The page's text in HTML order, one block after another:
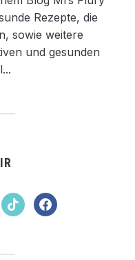
Rezepte, die
sowie weitere
und gesunden
tiktok facebook